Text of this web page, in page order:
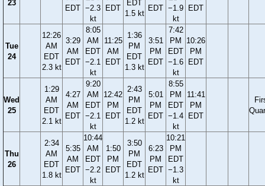
23
EDT −2.3
kt
EDT
EDT
1.5 kt
EDT −1.9
kt
EDT
Tue
24
12:26
AM
EDT
2.3 kt
3:29
AM
EDT
8:05
AM
EDT
−2.1
kt
11:25
AM
EDT
1:36
PM
EDT
1.3 kt
3:51
PM
EDT
7:42
PM
EDT
−1.6
kt
10:26
PM
EDT
Wed
25
1:29
AM
EDT
2.1 kt
4:27
AM
EDT
9:20
AM
EDT
−2.1
kt
12:42
PM
EDT
2:43
PM
EDT
1.2 kt
5:01
PM
EDT
8:55
PM
EDT
−1.4
kt
11:41
PM
EDT
Thu
26
2:34
AM
EDT
1.8 kt
5:35
AM
EDT
10:44
AM
EDT
−2.2
kt
1:50
PM
EDT
3:50
PM
EDT
1.2 kt
6:23
PM
EDT
10:21
PM
EDT
−1.3
kt